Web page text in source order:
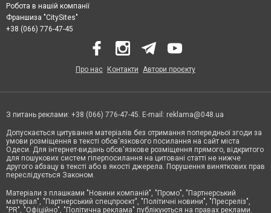
Робота в нашій компанії
Франшиза "CitySites"
+38 (066) 776-47-45
Про нас Контакти Автори проєкту
З питань реклами: +38 (066) 776-47-45. E-mail: reklama@048.ua
Допускається цитування матеріалів без отримання попередньої згоди за
умови розміщення в тексті обов'язкового посилання на сайт міста
Одеси. Для інтернет-видань обов'язкове розміщення прямого, відкритого
для пошукових систем гіперпосилання на цитовані статті не нижче
другого абзацу в тексті або в якості джерела. Порушення виняткових прав
переслідується Законом.
Матеріали з плашками "Новини компаній", "Промо", "Партнерський
матеріал", "Партнерський спецпроєкт", "Політичні новини", "Пресреліз",
"PR", "Офіційно", "Політична реклама" публікуються на правах реклами.